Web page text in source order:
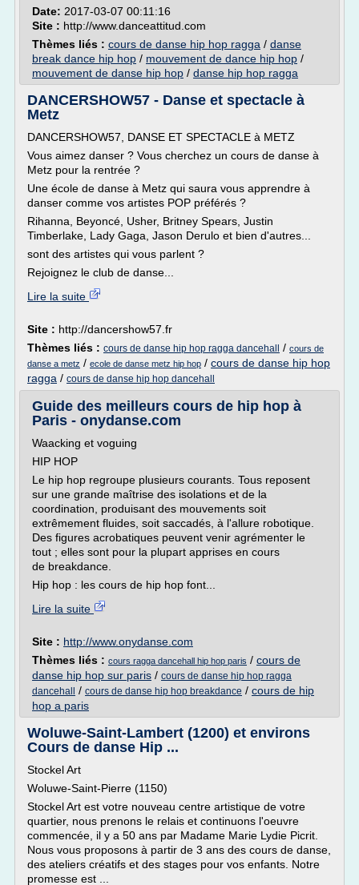
Date: 2017-03-07 00:11:16
Site : http://www.danceattitud.com
Thèmes liés : cours de danse hip hop ragga / danse
break dance hip hop / mouvement de dance hip hop /
mouvement de danse hip hop / danse hip hop ragga
DANCERSHOW57 - Danse et spectacle à
Metz
DANCERSHOW57, DANSE ET SPECTACLE à METZ
Vous aimez danser ? Vous cherchez un cours de danse à
Metz pour la rentrée ?
Une école de danse à Metz qui saura vous apprendre à
danser comme vos artistes POP préférés ?
Rihanna, Beyoncé, Usher, Britney Spears, Justin
Timberlake, Lady Gaga, Jason Derulo et bien d'autres...
sont des artistes qui vous parlent ?
Rejoignez le club de danse...
Lire la suite
Site : http://dancershow57.fr
Thèmes liés : cours de danse hip hop ragga dancehall / cours de
danse a metz / ecole de danse metz hip hop / cours de danse hip hop
ragga / cours de danse hip hop dancehall
Guide des meilleurs cours de hip hop à
Paris - onydanse.com
Waacking et voguing
HIP HOP
Le hip hop regroupe plusieurs courants. Tous reposent
sur une grande maîtrise des isolations et de la
coordination, produisant des mouvements soit
extrêmement fluides, soit saccadés, à l'allure robotique.
Des figures acrobatiques peuvent venir agrémenter le
tout ; elles sont pour la plupart apprises en cours
de breakdance.
Hip hop : les cours de hip hop font...
Lire la suite
Site : http://www.onydanse.com
Thèmes liés : cours ragga dancehall hip hop paris / cours de
danse hip hop sur paris / cours de danse hip hop ragga
dancehall
/ cours de danse hip hop breakdance / cours de hip
hop a paris
Woluwe-Saint-Lambert (1200) et environs
Cours de danse Hip ...
Stockel Art
Woluwe-Saint-Pierre (1150)
Stockel Art est votre nouveau centre artistique de votre
quartier, nous prenons le relais et continuons l'oeuvre
commencée, il y a 50 ans par Madame Marie Lydie Picrit.
Nous vous proposons à partir de 3 ans des cours de danse,
des ateliers créatifs et des stages pour vos enfants. Notre
promesse est ...